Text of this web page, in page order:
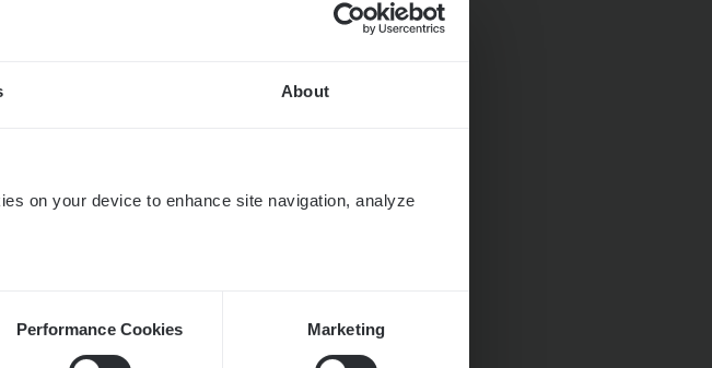
About
on your device to enhance site navigation, analyze
Performance Cookies Marketing
Van­b­re­da Huys­